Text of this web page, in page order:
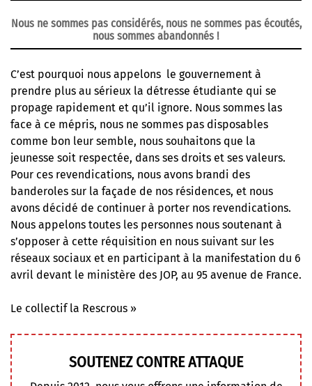
Nous ne sommes pas considérés, nous ne sommes pas écoutés,
nous sommes abandonnés !
C’est pourquoi nous appelons le gouvernement à
prendre plus au sérieux la détresse étudiante qui se
propage rapidement et qu’il ignore. Nous sommes las
face à ce mépris, nous ne sommes pas disposables
comme bon leur semble, nous souhaitons que la
jeunesse soit respectée, dans ses droits et ses valeurs.
Pour ces revendications, nous avons brandi des
banderoles sur la façade de nos résidences, et nous
avons décidé de continuer à porter nos revendications.
Nous appelons toutes les personnes nous soutenant à
s’opposer à cette réquisition en nous suivant sur les
réseaux sociaux et en participant à la manifestation du 6
avril devant le ministère des JOP, au 95 avenue de France.
Le collectif la Rescrous »
SOUTENEZ CONTRE ATTAQUE